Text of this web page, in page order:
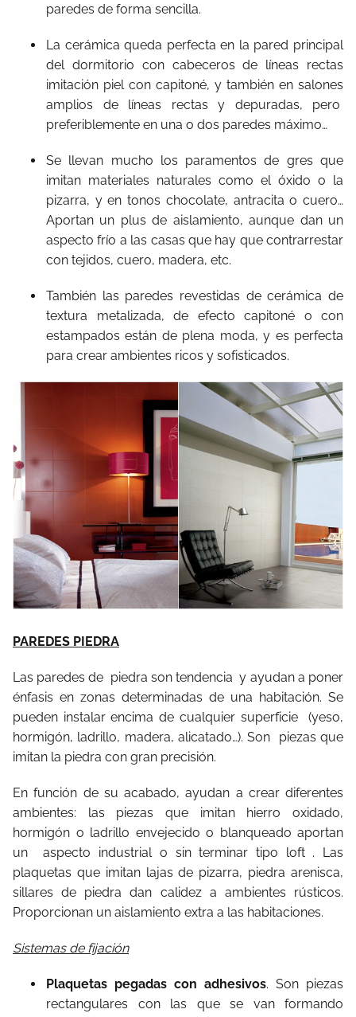
paredes de forma sencilla.
La cerámica queda perfecta en la pared principal
del dormitorio con cabeceros de líneas rectas
imitación piel con capitoné, y también en salones
amplios de líneas rectas y depuradas, pero
preferiblemente en una o dos paredes máximo…
Se llevan mucho los paramentos de gres que
imitan materiales naturales como el óxido o la
pizarra, y en tonos chocolate, antracita o cuero…
Aportan un plus de aislamiento, aunque dan un
aspecto frío a las casas que hay que contrarrestar
con tejidos, cuero, madera, etc.
También las paredes revestidas de cerámica de
textura metalizada, de efecto capitoné o con
estampados están de plena moda, y es perfecta
para crear ambientes ricos y sofisticados.
PAREDES PIEDRA
Las paredes de piedra son tendencia y ayudan a poner
énfasis en zonas determinadas de una habitación. Se
pueden instalar encima de cualquier superficie (yeso,
hormigón, ladrillo, madera, alicatado…). Son piezas que
imitan la piedra con gran precisión.
En función de su acabado, ayudan a crear diferentes
ambientes: las piezas que imitan hierro oxidado,
hormigón o ladrillo envejecido o blanqueado aportan
un aspecto industrial o sin terminar tipo loft . Las
plaquetas que imitan lajas de pizarra, piedra arenisca,
sillares de piedra dan calidez a ambientes rústicos.
Proporcionan un aislamiento extra a las habitaciones.
Sistemas de fijación
Plaquetas pegadas con adhesivos. Son piezas
rectangulares con las que se van formando